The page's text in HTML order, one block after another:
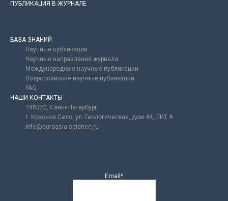
ПУБЛИКАЦИЯ В ЖУРНАЛЕ
БАЗА ЗНАНИЙ
Научные публикации
Научные направления журнала
Международные научные публикации
Всероссийские научные публикации
FAQ
НАШИ КОНТАКТЫ
198320, Санкт-Петербург,
г. Красное Село, ул. Геологическая, дом 44, ЛИТ А.
info@euroasia-science.ru
Email*